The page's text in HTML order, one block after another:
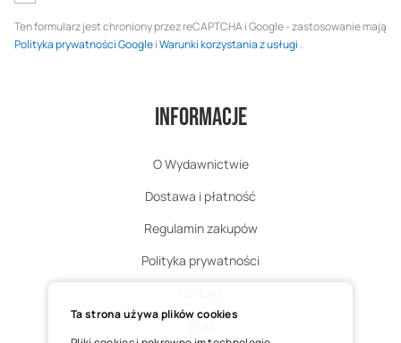
Ten formularz jest chroniony przez reCAPTCHA i Google - zastosowanie mają
Polityka prywatności GoogleiWarunki korzystania z usługi .
Informacje
O Wydawnictwie
Dostawa i płatność
Regulamin zakupów
Polityka prywatności
Ta strona używa plików cookies